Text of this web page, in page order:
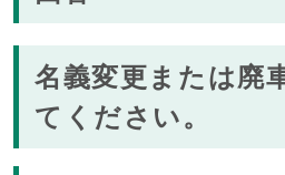
名義変更または廃
てください。